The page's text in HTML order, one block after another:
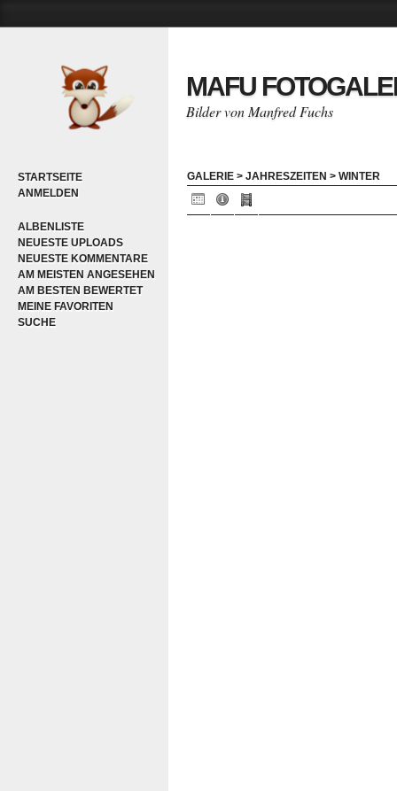
STARTSEITE
ANMELDEN
ALBENLISTE
NEUESTE UPLOADS
NEUESTE KOMMENTARE
AM MEISTEN ANGESEHEN
AM BESTEN BEWERTET
MEINE FAVORITEN
SUCHE
MAFU
Bilder von Manfred Fuchs
GALERIE > JAHRESZEITEN > WINTER